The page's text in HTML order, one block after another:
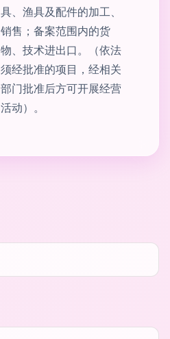
具、渔具及配件的加工、
销售；备案范围内的货
物、技术进出口。（依法
须经批准的项目，经相关
部门批准后方可开展经营
活动）。